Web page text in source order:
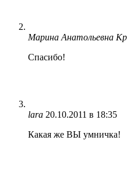
Марина Анатольевна
Спасибо!
lara 20.10.2011 в 18:35
Какая же ВЫ умничка!